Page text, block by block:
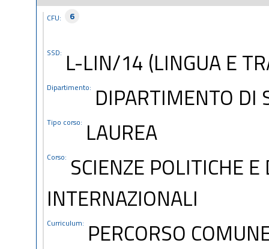
CFU: 6
SSD: L-LIN/14 (LINGUA E
Dipartimento: DIPARTIMENTO DI
Tipo corso: LAUREA
Corso: SCIENZE POLITICHE
INTERNAZIONALI
Curriculum: PERCORSO